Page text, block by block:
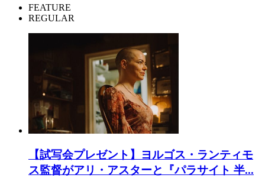
FEATURE
REGULAR
【試写会プレゼント】ヨルゴス・ランティモ
ス監督がアリ・アスターと『パラサイト 半...